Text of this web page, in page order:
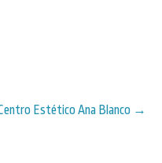
Estético Ana Blanco →